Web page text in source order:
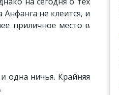
не клеится, и
приличное место в
одна ничья. Крайняя